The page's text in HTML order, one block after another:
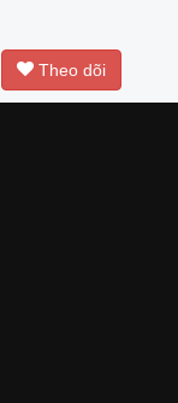
Theo dõi